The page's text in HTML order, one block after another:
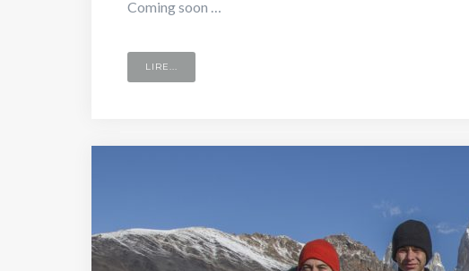
Coming soon …
LIRE...